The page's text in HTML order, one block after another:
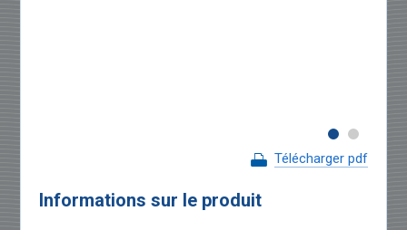
Télécharger pdf
Informations sur le produit